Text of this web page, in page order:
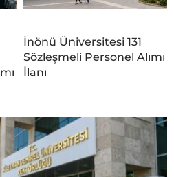
İnönü Üniversitesi 131
Sözleşmeli Personel Alımı
İlanı